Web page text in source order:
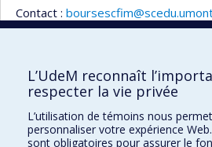
Contact :
Faculté des sciences de
Pavillon Marie-Victorin
90, avenue Vincent-d'Indy
L’UdeM reconnaît
respecter la vie privée
L’utilisation de témoins nous
personnaliser votre expérience
sont obligatoires pour assurer le